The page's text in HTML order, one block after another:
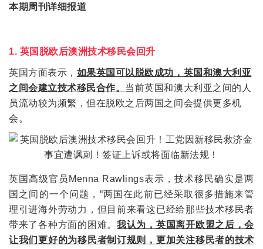
本期周刊详细报道
1. 英国脱欧后澳洲技术移民会回升
英国方面表示， 如果英国可以脱欧成功，英国和澳大利亚
之间会建立技术移民合作。 当前英国和澳大利亚之间的人
员流动较为频繁，但在脱欧之后两国之间会提供更多机
会。
英国高级官员Menna Rawlings表示，技术移民确实是两
国之间的一个问题，“两国在此前已经采取很多措施来管
理引进海外劳动力，但目前来看这已经给那些技术移民者
带来了各种方面的困难。 我认为，英国离开欧盟之后，会
让我们更好的为移民者制订规则，更加关注移民者的技术